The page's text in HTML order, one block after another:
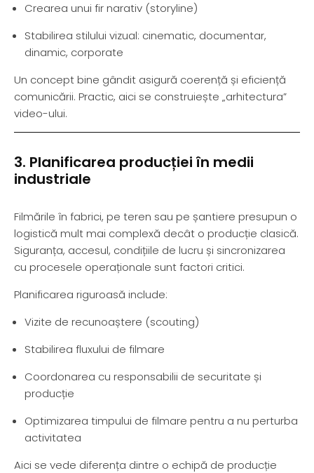
Crearea unui fir narativ (storyline)
Stabilirea stilului vizual: cinematic, documentar,
dinamic, corporate
Un concept bine gândit asigură coerență și eficiență
comunicării. Practic, aici se construiește „arhitectura”
video-ului.
3. Planificarea producției în medii
industriale
Filmările în fabrici, pe teren sau pe șantiere presupun o
logistică mult mai complexă decât o producție clasică.
Siguranța, accesul, condițiile de lucru și sincronizarea
cu procesele operaționale sunt factori critici.
Planificarea riguroasă include:
Vizite de recunoaștere (scouting)
Stabilirea fluxului de filmare
Coordonarea cu responsabilii de securitate și
producție
Optimizarea timpului de filmare pentru a nu perturba
activitatea
Aici se vede diferența dintre o echipă de producție